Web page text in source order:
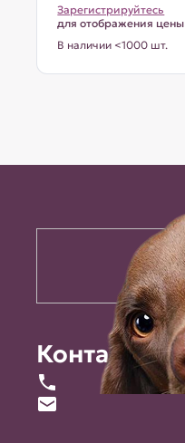
Зарегистрируйтесь
для отображения цены
В наличии <1000 шт.
Контакты